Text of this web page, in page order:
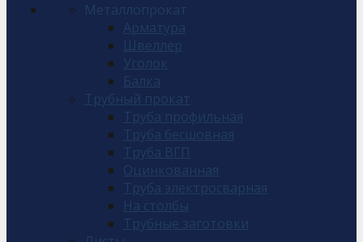
Металлопрокат
Арматура
Швеллер
Уголок
Балка
Трубный прокат
Труба профильная
Труба бесшовная
Труба ВГП
Оцинкованная
Труба электросварная
На столбы
Трубные заготовки